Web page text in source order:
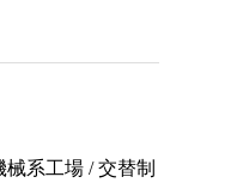
系工場 / 交替制